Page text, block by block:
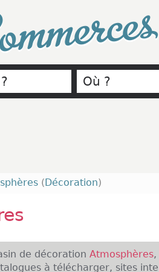
(Décoration)
de décoration Atmosphères
à télécharger, sites